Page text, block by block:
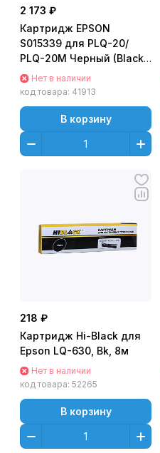
2 173 ₽
Картридж EPSON
S015339 для PLQ-20/
PLQ-20M Черный (Black)
Original - 3шт в упаковке
Нет в наличии
код товара: 41913
В корзину
218 ₽
Картридж Hi-Black для
Epson LQ-630, Bk, 8м
Нет в наличии
код товара: 52265
В корзину